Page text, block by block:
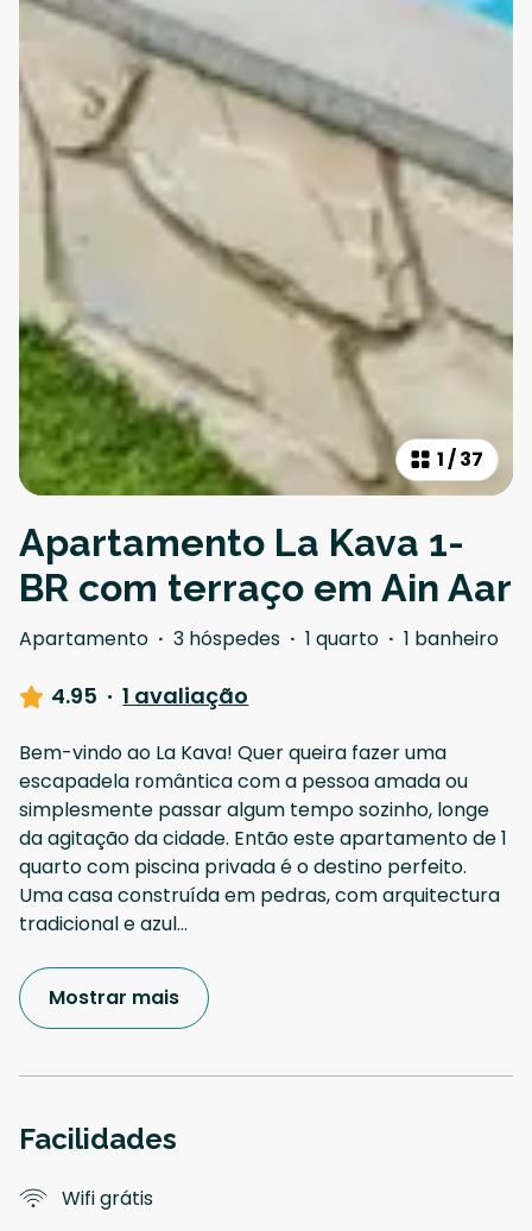
1/37
Apartamento La Kava 1-
BR com terraço em Ain Aar
Apartamento · 3 hóspedes · 1 quarto · 1 banheiro
4.95 · 1 avaliação
Bem-vindo ao La Kava! Quer queira fazer uma
escapadela romântica com a pessoa amada ou
simplesmente passar algum tempo sozinho, longe
da agitação da cidade. Então este apartamento de 1
quarto com piscina privada é o destino perfeito.
Uma casa construída em pedras, com arquitectura
tradicional e azul...
Mostrar mais
Facilidades
Wifi grátis